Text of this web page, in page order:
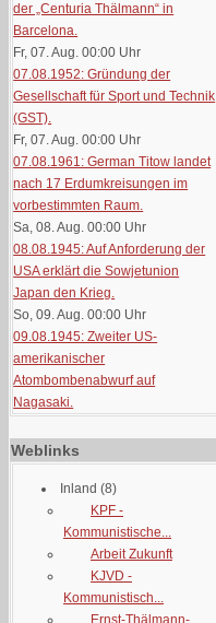
der „Centuria Thälmann“ in
Barcelona.
Fr, 07. Aug. 00:00 Uhr
07.08.1952: Gründung der
Gesellschaft für Sport und Technik
(GST).
Fr, 07. Aug. 00:00 Uhr
07.08.1961: German Titow landet
nach 17 Erdumkreisungen im
vorbestimmten Raum.
Sa, 08. Aug. 00:00 Uhr
08.08.1945: Auf Anforderung der
USA erklärt die Sowjetunion
Japan den Krieg.
So, 09. Aug. 00:00 Uhr
09.08.1945: Zweiter US-
amerikanischer
Atombombenabwurf auf
Nagasaki.
Weblinks
Inland (8)
KPF -
Kommunistische...
Arbeit Zukunft
KJVD -
Kommunistisch...
Ernst-Thälmann-